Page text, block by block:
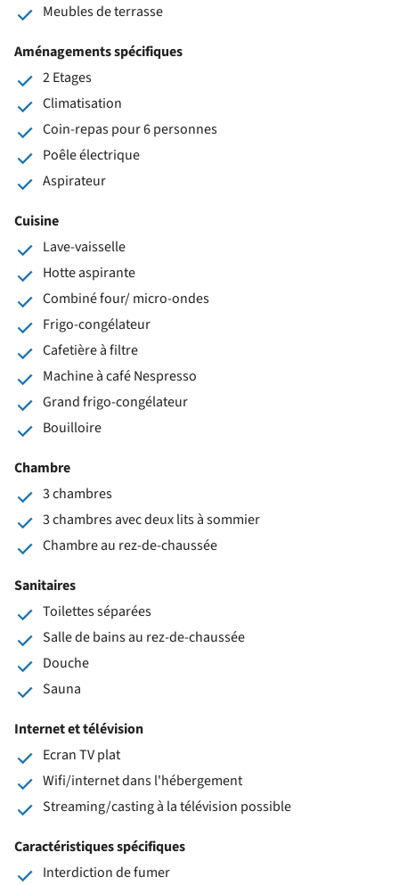
Meubles de terrasse
Aménagements spécifiques
2 Etages
Climatisation
Coin-repas pour 6 personnes
Poêle électrique
Aspirateur
Cuisine
Lave-vaisselle
Hotte aspirante
Combiné four/ micro-ondes
Frigo-congélateur
Cafetière à filtre
Machine à café Nespresso
Grand frigo-congélateur
Bouilloire
Chambre
3 chambres
3 chambres avec deux lits à sommier
Chambre au rez-de-chaussée
Sanitaires
Toilettes séparées
Salle de bains au rez-de-chaussée
Douche
Sauna
Internet et télévision
Ecran TV plat
Wifi/internet dans l'hébergement
Streaming/casting à la télévision possible
Caractéristiques spécifiques
Interdiction de fumer